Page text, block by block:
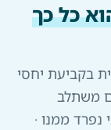
כל כך
בקביעת יחסי
משתלב
ממנו ·